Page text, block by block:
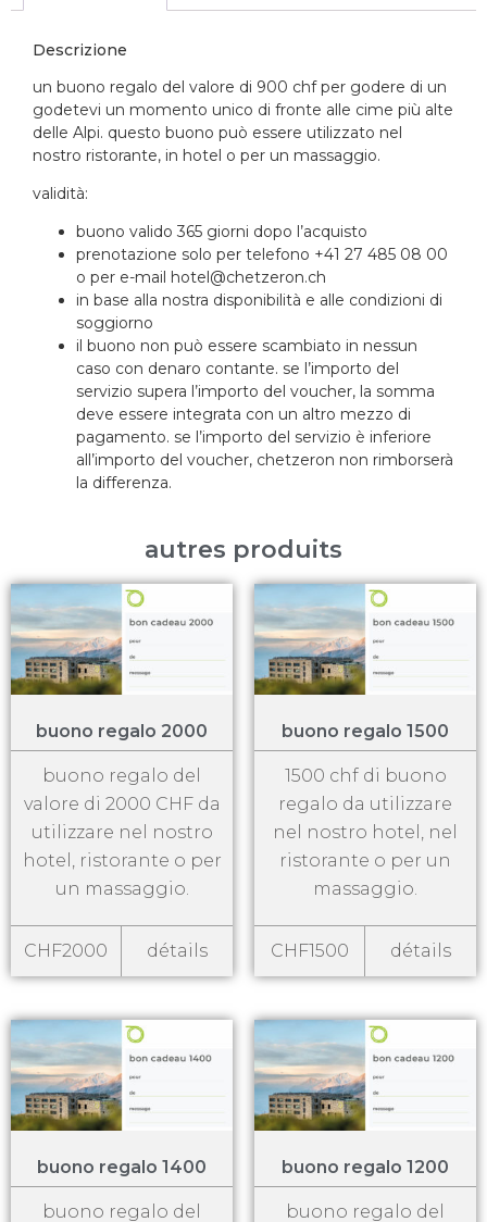
Descrizione
un buono regalo del valore di 900 chf per godere di un
godetevi un momento unico di fronte alle cime più alte
delle Alpi. questo buono può essere utilizzato nel
nostro ristorante, in hotel o per un massaggio.
validità:
buono valido 365 giorni dopo l’acquisto
prenotazione solo per telefono +41 27 485 08 00
o per e-mail hotel@chetzeron.ch
in base alla nostra disponibilità e alle condizioni di
soggiorno
il buono non può essere scambiato in nessun
caso con denaro contante. se l’importo del
servizio supera l’importo del voucher, la somma
deve essere integrata con un altro mezzo di
pagamento. se l’importo del servizio è inferiore
all’importo del voucher, chetzeron non rimborserà
la differenza.
autres produits
buono regalo 2000
buono regalo del
valore di 2000 CHF da
utilizzare nel nostro
hotel, ristorante o per
un massaggio.
CHF2000 détails
buono regalo 1500
1500 chf di buono
regalo da utilizzare
nel nostro hotel, nel
ristorante o per un
massaggio.
CHF1500 détails
buono regalo 1400
buono regalo del
buono regalo 1200
buono regalo del